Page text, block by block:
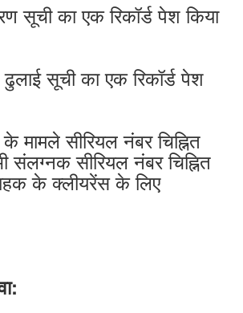
सूची का एक रिकॉर्ड पेश किया
सूची का एक रिकॉर्ड पेश
सीरियल नंबर चिह्नित
संलग्नक सीरियल नंबर चिह्नित
के क्लीयरेंस के लिए